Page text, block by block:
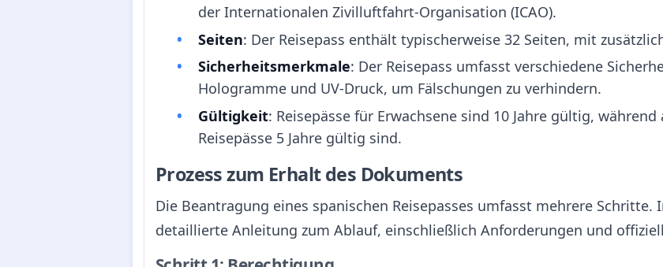
der Internationalen Zivilluftfahrt-Organisation (ICAO).
Seiten: Der Reisepass enthält typischerweise 32 Seiten, mit
Sicherheitsmerkmale: Der Reisepass umfasst verschiedene
Hologramme und UV-Druck, um Fälschungen zu verhindern.
Gültigkeit: Reisepässe für Erwachsene sind 10 Jahre gültig,
Reisepässe 5 Jahre gültig sind.
Prozess zum Erhalt des Dokuments
Die Beantragung eines spanischen Reisepasses umfasst mehrere Schritte.
detaillierte Anleitung zum Ablauf, einschließlich Anforderungen und